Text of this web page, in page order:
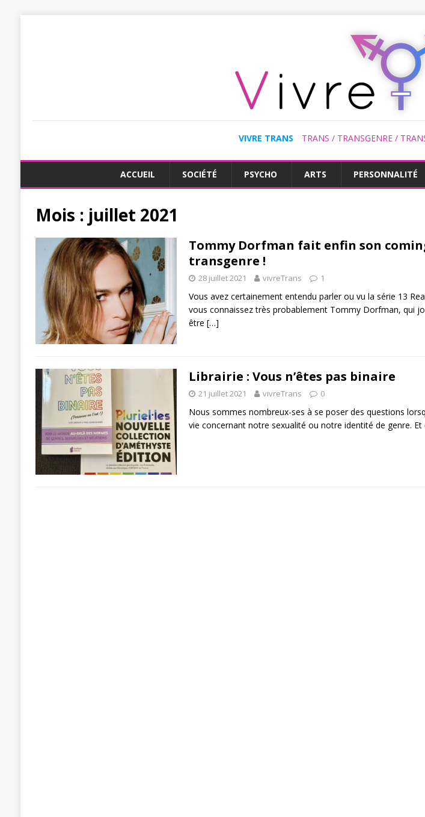
VIVRE TRANS TRANS / TRANSGENRE /
ACCUEIL SOCIÉTÉ PSYCHO ARTS PERSONNALITÉ
Mois : juillet 2021
Tommy Dorfman fait enfin son
transgenre !
28 juillet 2021 vivreTrans 1
Vous avez certainement entendu parler ou vu la série 13
vous connaissez très probablement Tommy Dorfman, qui
être […]
Librairie : Vous n’êtes pas binaire
21 juillet 2021 vivreTrans 0
Nous sommes nombreux-ses à se poser des questions
vie concernant notre sexualité ou notre identité de genre.